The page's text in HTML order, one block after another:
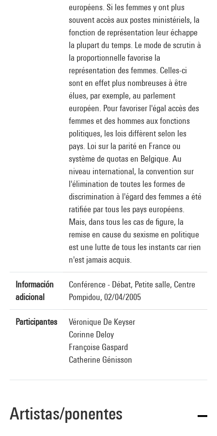
européens. Si les femmes y ont plus
souvent accès aux postes ministériels, la
fonction de représentation leur échappe
la plupart du temps. Le mode de scrutin à
la proportionnelle favorise la
représentation des femmes. Celles-ci
sont en effet plus nombreuses à être
élues, par exemple, au parlement
européen. Pour favoriser l'égal accès des
femmes et des hommes aux fonctions
politiques, les lois diffèrent selon les
pays. Loi sur la parité en France ou
système de quotas en Belgique. Au
niveau international, la convention sur
l'élimination de toutes les formes de
discrimination à l'égard des femmes a été
ratifiée par tous les pays européens.
Mais, dans tous les cas de figure, la
remise en cause du sexisme en politique
est une lutte de tous les instants car rien
n'est jamais acquis.
Información
adicional
Conférence - Débat, Petite salle, Centre
Pompidou, 02/04/2005
Participantes
Véronique De Keyser
Corinne Deloy
Françoise Gaspard
Catherine Génisson
Artistas/ponentes